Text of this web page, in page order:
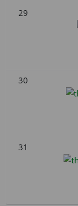
29
30
31